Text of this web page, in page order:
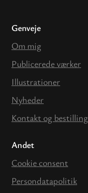
Genveje
Om mig
Publicerede værker
Illustrationer
Nyheder
Kontakt og bestilling
Andet
Cookie consent
Persondatapolitik